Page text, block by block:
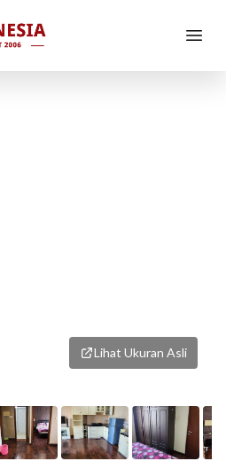
Lihat Ukuran Asli